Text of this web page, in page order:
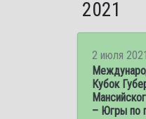
2021
2 июля 2021
Кубок
– Югры по